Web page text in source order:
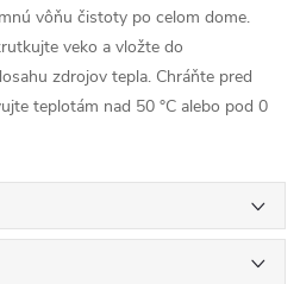
vôňu čistoty po celom dome.
veko a vložte do
zdrojov tepla. Chráňte pred
teplotám nad 50 °C alebo pod 0